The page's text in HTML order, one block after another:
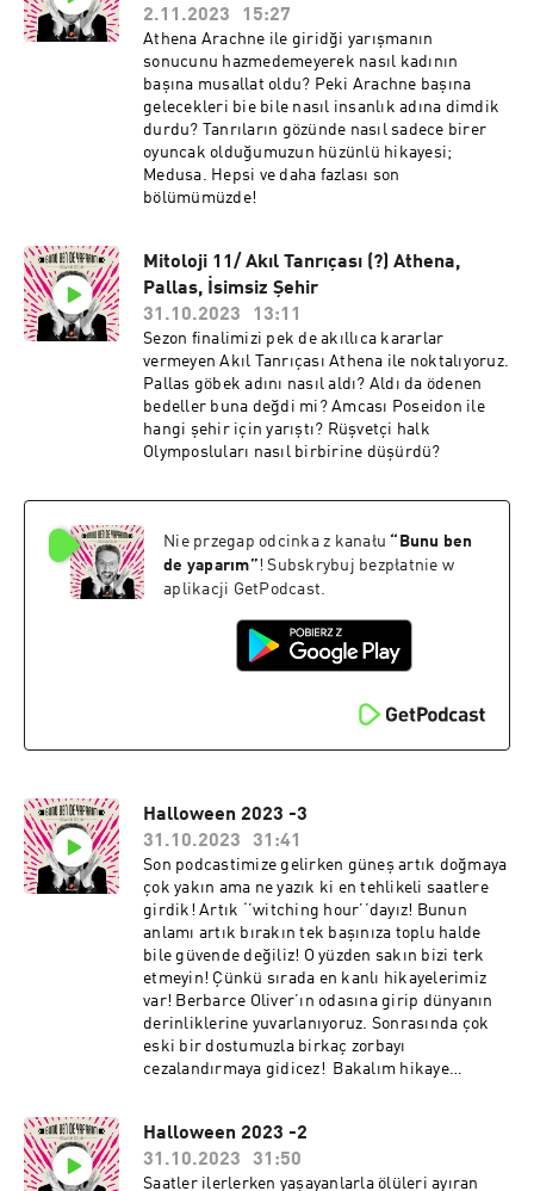
2.11.2023
15:27
Athena Arachne ile giridği yarışmanın
sonucunu hazmedemeyerek nasıl kadının
başına musallat oldu? Peki Arachne başına
gelecekleri bie bile nasıl insanlık adına dimdik
durdu? Tanrıların gözünde nasıl sadece birer
oyuncak olduğumuzun hüzünlü hikayesi;
Medusa. Hepsi ve daha fazlası son
bölümümüzde!
Mitoloji 11/ Akıl Tanrıçası (?) Athena,
Pallas, İsimsiz Şehir
31.10.2023
13:11
Sezon finalimizi pek de akıllıca kararlar
vermeyen Akıl Tanrıçası Athena ile noktalıyoruz.
Pallas göbek adını nasıl aldı? Aldı da ödenen
bedeller buna değdi mi? Amcası Poseidon ile
hangi şehir için yarıştı? Rüşvetçi halk
Olymposluları nasıl birbirine düşürdü?
Nie przegap odcinka z kanału “ Bunu ben
de yaparım”! Subskrybuj bezpłatnie w
aplikacji GetPodcast.
Halloween 2023 -3
31.10.2023
31:41
Son podcastimize gelirken güneş artık doğmaya
çok yakın ama ne yazık ki en tehlikeli saatlere
girdik! Artık ‘’witching hour’’dayız! Bunun
anlamı artık bırakın tek başınıza toplu halde
bile güvende değiliz! O yüzden sakın bizi terk
etmeyin! Çünkü sırada en kanlı hikayelerimiz
var! Berbarce Oliver’ın odasına girip dünyanın
derinliklerine yuvarlanıyoruz. Sonrasında çok
eski bir dostumuzla birkaç zorbayı
cezalandırmaya gidicez! Bakalım hikaye
Halloween 2023 -2
31.10.2023
31:50
Saatler ilerlerken yaşayanlarla ölüleri ayıran